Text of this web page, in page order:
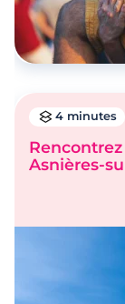
4 minutes
Asnières-